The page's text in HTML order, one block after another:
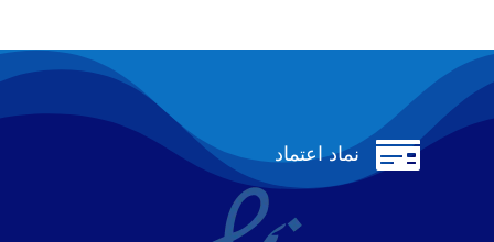
بود.
است.
 نماد اعتماد